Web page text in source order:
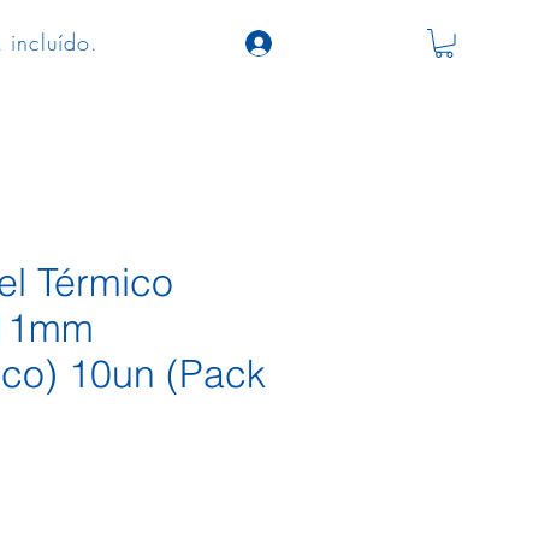
incluído.
Térmico
10un (Pack